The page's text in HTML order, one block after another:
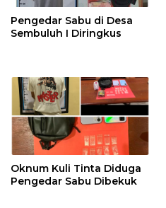
Pengedar Sabu di Desa
Sembuluh I Diringkus
Oknum Kuli Tinta Diduga
Pengedar Sabu Dibekuk